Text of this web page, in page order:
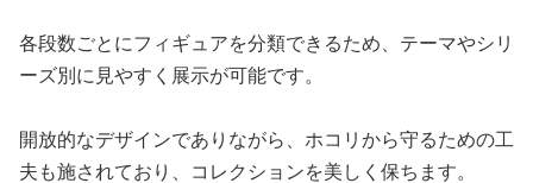
各段数ごとにフィギュアを分類できるため、テーマやシリ
ーズ別に見やすく展示が可能です。
開放的なデザインでありながら、ホコリから守るための工
夫も施されており、コレクションを美しく保ちます。